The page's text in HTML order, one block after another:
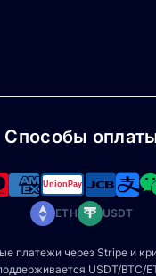
Способы оплаты